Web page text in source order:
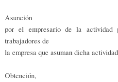
Asunción
por el empresario de la actividad
trabajadores de
la empresa que asuman dicha
Obtención,